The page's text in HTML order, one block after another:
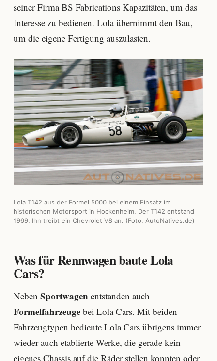
seiner Firma BS Fabrications Kapazitäten, um das
Interesse zu bedienen. Lola übernimmt den Bau,
um die eigene Fertigung auszulasten.
Lola T142 aus der Formel 5000 bei einem Einsatz im
historischen Motorsport in Hockenheim. Der T142 entstand
1969. Ihn treibt ein Chevrolet V8 an. (Foto: AutoNatives.de)
Was für Rennwagen baute Lola
Cars?
Neben Sportwagen entstanden auch
Formelfahrzeuge bei Lola Cars. Mit beiden
Fahrzeugtypen bediente Lola Cars übrigens immer
wieder auch etablierte Werke, die gerade kein
eigenes Chassis auf die Räder stellen konnten oder